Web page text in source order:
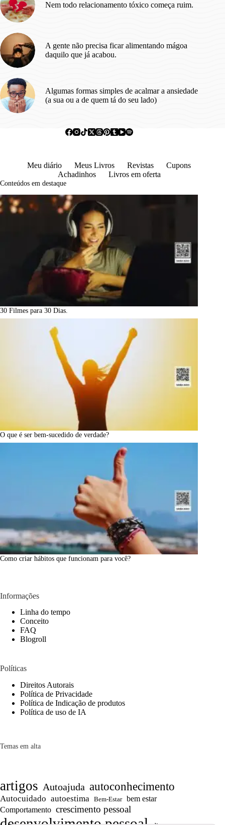
Nem todo relacionamento tóxico começa ruim.
A gente não precisa ficar alimentando mágoa
daquilo que já acabou.
Algumas formas simples de acalmar a ansiedade
(a sua ou a de quem tá do seu lado)
Meu diário Meus Livros Revistas
Cupons
Achadinhos
Livros em oferta
Conteúdos em destaque
30 Filmes para 30 Dias.
O que é ser bem-sucedido de verdade?
Como criar hábitos que funcionam para você?
Informações
Linha do tempo
Conceito
FAQ
Blogroll
Políticas
Direitos Autorais
Política de Privacidade
Política de Indicação de produtos
Política de uso de IA
Temas em alta
artigos Autoajuda autoconhecimento
Autocuidado autoestima Bem-Estar bem estar
Comportamento crescimento pessoal